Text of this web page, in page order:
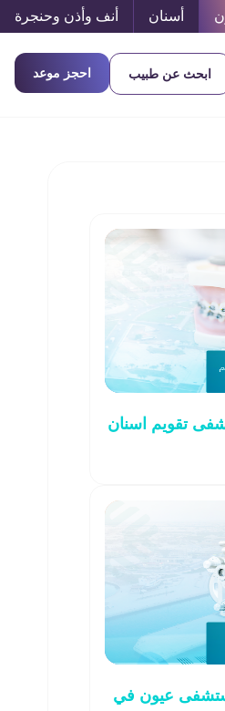
أسنان أنف وأذن وحنجرة
ابحث عن طبيب احجز موعد
تقويم اسنان
عيون في